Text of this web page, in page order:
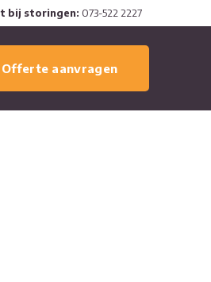
bij storingen: 073-522 2227
Offerte aanvragen